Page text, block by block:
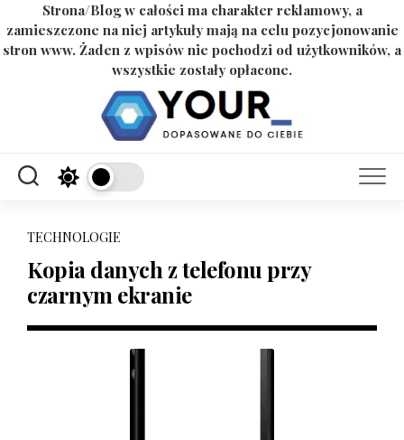
Strona/Blog w całości ma charakter reklamowy, a
zamieszczone na niej artykuły mają na celu pozycjonowanie
stron www. Żaden z wpisów nie pochodzi od użytkowników, a
wszystkie zostały opłacone.
TECHNOLOGIE
Kopia danych z telefonu przy
czarnym ekranie